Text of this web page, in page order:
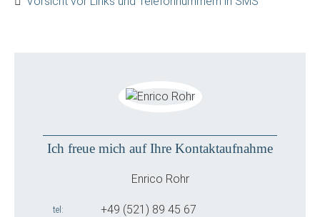
Ich freue mich auf Ihre Kontaktaufnahme
Enrico Rohr
tel +49 (521) 89 45 67